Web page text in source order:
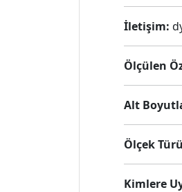
İletişim:
Ölçülen
Alt
Ölçek
Kimlere